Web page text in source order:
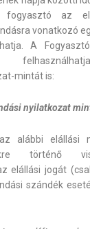
fogyasztó az
vonatkozó
A
mintát is:
nyilatkozat
alábbi elállási
történő
elállási jogát
szándék